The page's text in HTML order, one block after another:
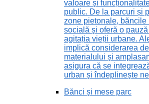
valoare și
public. De la parcuri și
zone pietonale,
socială și oferă o
agitația vieții urbane.
implică considerarea
materialului și
asigura că se
urban și îndeplinește
Bănci și mese parc